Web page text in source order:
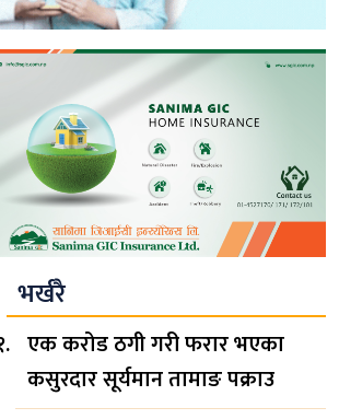
भर्खरै
एक करोड ठगी गरी फरार भएका
कसुरदार सूर्यमान तामाङ पक्राउ